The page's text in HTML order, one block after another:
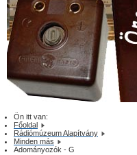
Ön itt van:
Főoldal
Rádiómúzeum Alapítvány
Minden más
Adományozók - G